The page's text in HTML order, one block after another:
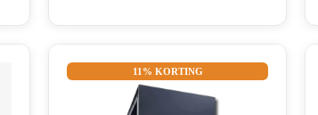
11% KORTING